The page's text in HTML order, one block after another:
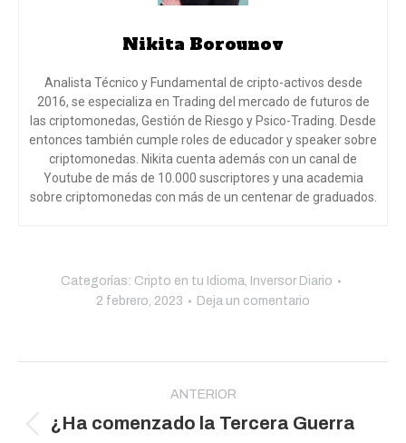
Nikita Borounov
Analista Técnico y Fundamental de cripto-activos desde
2016, se especializa en Trading del mercado de futuros de
las criptomonedas, Gestión de Riesgo y Psico-Trading. Desde
entonces también cumple roles de educador y speaker sobre
criptomonedas. Nikita cuenta además con un canal de
Youtube de más de 10.000 suscriptores y una academia
sobre criptomonedas con más de un centenar de graduados.
Categorías: Cripto en tu Idioma
Inversor Diario
2 febrero, 2023
Deja un comentario
publicaciones
ANTERIOR
Publicación
¿Ha comenzado la Tercera Guerra